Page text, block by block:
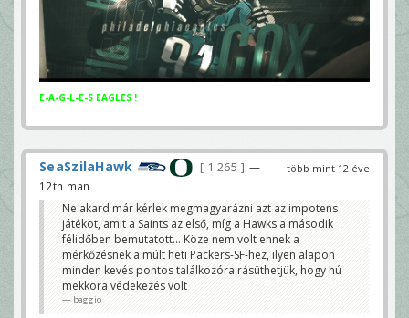
E-A-G-L-E-S EAGLES !
több mint 12 éve
SeaSzilaHawk 1 265
—
12th man
Ne akard már kérlek megmagyarázni azt az impotens
játékot, amit a Saints az első, míg a Hawks a második
félidőben bemutatott... Köze nem volt ennek a
mérkőzésnek a múlt heti Packers-SF-hez, ilyen alapon
minden kevés pontos találkozóra rásüthetjük, hogy hú
mekkora védekezés volt
baggio